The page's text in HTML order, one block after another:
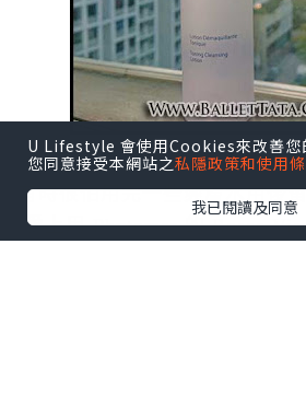
有時很怕用完一些爽膚水用後
愛上用 Phytomer 的 Rosee
U Lifestyle 會使用Cookies來改善您
您同意接受本網站之私隱政策和使用
我已閱讀及同意